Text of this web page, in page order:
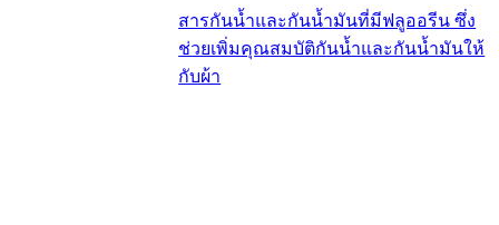
สารกันน้ำและกันน้ำมันที่มีฟลูออรีน ซึ่ง
ช่วยเพิ่มคุณสมบัติกันน้ำและกันน้ำมันให้
กับผ้า